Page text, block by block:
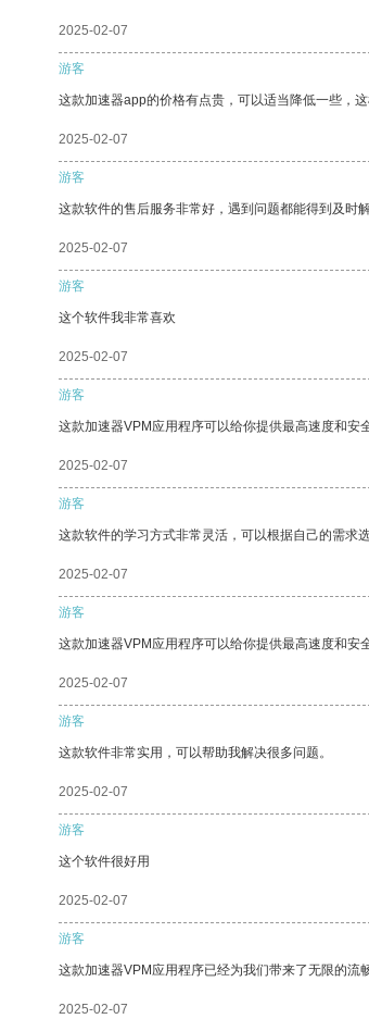
2025-02-07
游客
这款加速器app的价格有点贵，可以适当降低一些，这
2025-02-07
游客
这款软件的售后服务非常好，遇到问题都能得到及时解
2025-02-07
游客
这个软件我非常喜欢
2025-02-07
游客
这款加速器VPM应用程序可以给你提供最高速度和安
2025-02-07
游客
这款软件的学习方式非常灵活，可以根据自己的需求选
2025-02-07
游客
这款加速器VPM应用程序可以给你提供最高速度和安
2025-02-07
游客
这款软件非常实用，可以帮助我解决很多问题。
2025-02-07
游客
这个软件很好用
2025-02-07
游客
这款加速器VPM应用程序已经为我们带来了无限的流
2025-02-07